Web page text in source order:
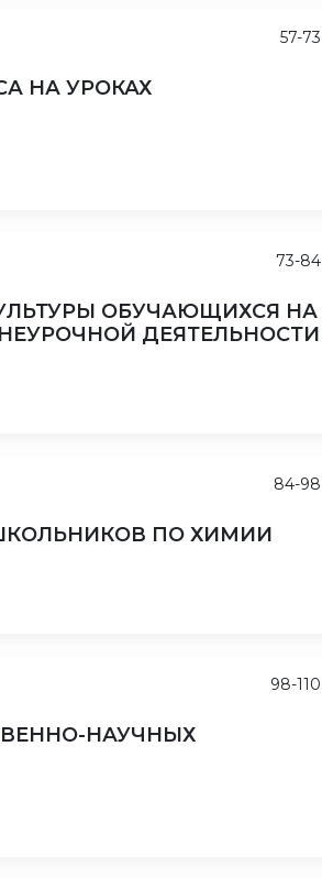
НА УРОКАХ
57-73
ОБУЧАЮЩИХСЯ НА
ДЕЯТЕЛЬНОСТИ
73-84
ПО ХИМИИ
84-98
НАУЧНЫХ
98-110